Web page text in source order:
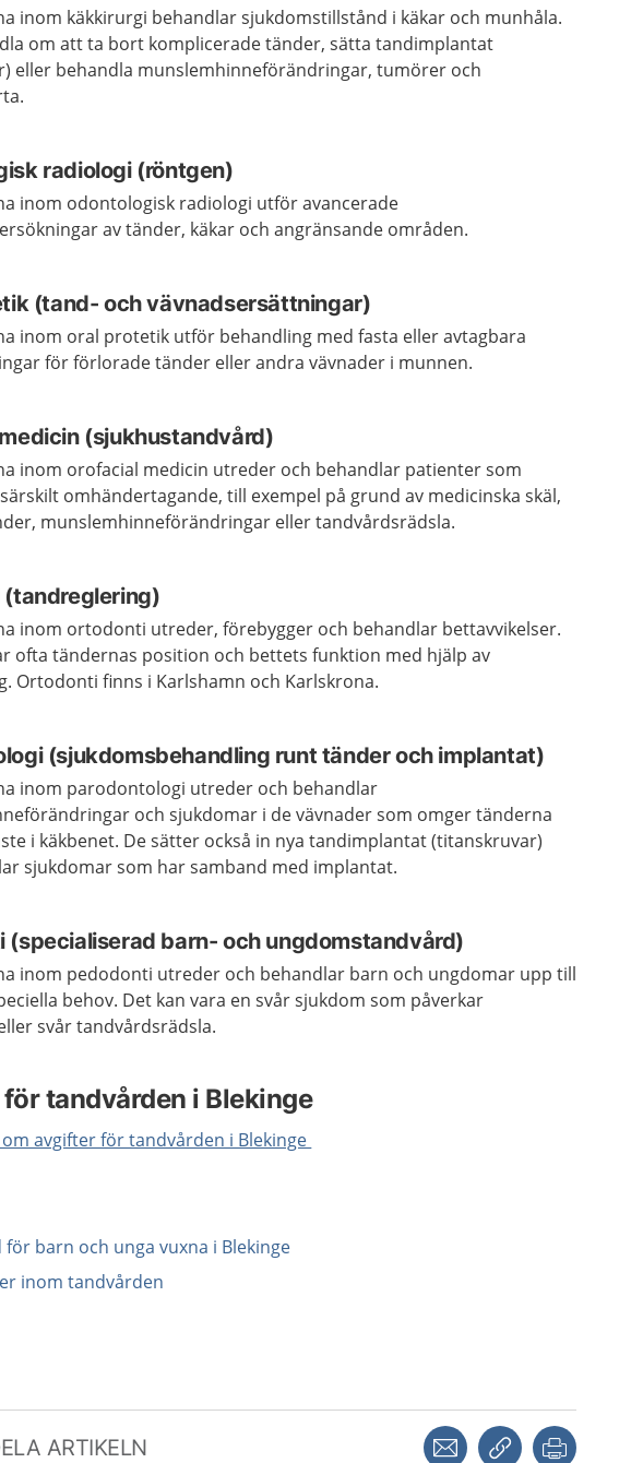
inom käkkirurgi behandlar sjukdomstillstånd i käkar och munhåla.
om att ta bort komplicerade tänder, sätta tandimplantat
eller behandla munslemhinneförändringar, tumörer och
radiologi (röntgen)
inom odontologisk radiologi utför avancerade
av tänder, käkar och angränsande områden.
(tand- och vävnadsersättningar)
inom oral protetik utför behandling med fasta eller avtagbara
för förlorade tänder eller andra vävnader i munnen.
(sjukhustandvård)
inom orofacial medicin utreder och behandlar patienter som
omhändertagande, till exempel på grund av medicinska skäl,
munslemhinneförändringar eller tandvårdsrädsla.
inom ortodonti utreder, förebygger och behandlar bettavvikelser.
ofta tändernas position och bettets funktion med hjälp av
Ortodonti finns i Karlshamn och Karlskrona.
(sjukdomsbehandling runt tänder och implantat)
inom parodontologi utreder och behandlar
och sjukdomar i de vävnader som omger tänderna
i käkbenet. De sätter också in nya tandimplantat (titanskruvar)
sjukdomar som har samband med implantat.
(specialiserad barn- och ungdomstandvård)
inom pedodonti utreder och behandlar barn och ungdomar upp till
behov. Det kan vara en svår sjukdom som påverkar
svår tandvårdsrädsla.
tandvården i Blekinge
avgifter för tandvården i Blekinge
för barn och unga vuxna i Blekinge
inom tandvården
ARTIKELN Dela via mejlKopiera länk